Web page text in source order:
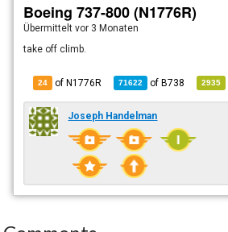
Boeing 737-800 (N1776R)
Übermitteltvor 3 Monaten
take off climb.
24 of N1776R 71622 ofB738 2935
Joseph Handelman